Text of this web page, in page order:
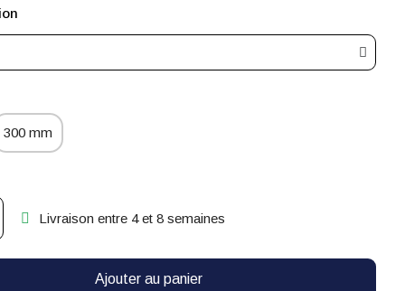
300 mm
Livraison entre 4 et 8 semaines
Ajouter au panier